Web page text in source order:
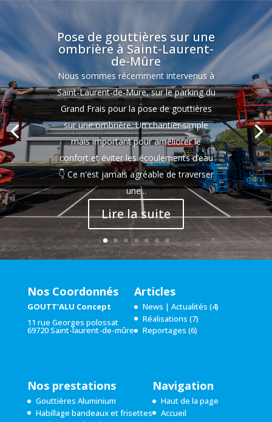
Pose de gouttières sur une
ombrière à Saint-Laurent-
de-Mûre
Nous sommes récemment intervenus à
Saint-Laurent-de-Mure, sur le parking du
Grand Frais pour la pose de gouttières
sur une ombrière. Un chantier simple
mais important pour améliorer le
confort et éviter les écoulements d’eau
👇 Ce n'est jamais agréable de traverser
une...
Lire la suite
Direction la commune de Meyzieu, dans
le Rhône pour un nouveau chantier :
découvrez comment nous redonnons
vie à des tuiles en terre cuite grâce à
l'hydrofuge incolore. Clique pour
regarder la vidéo, et on t'explique tout
après 👇 L'application d'un hydrofuge
incolore...
Nos Coordonnés
GOUTT’ALU Concept
11 rue Georges polossat
69720 Saint-laurent-de-mûre
Articles
News | Actualités (4)
Réalisations (7)
Reportages (6)
Nos prestations
Gouttières Aluminium
Habillage bandeaux et frisettes
Navigation
Haut de la page
Accueil